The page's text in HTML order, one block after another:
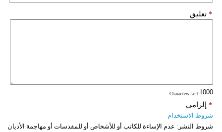
تعليق *
: Characters Left
إلزامي *
شروط الاستخدام
شروط النشر: عدم الإساءة للكاتب أو للأشخاص أو للمقدسات أو مهاجمة الأديان